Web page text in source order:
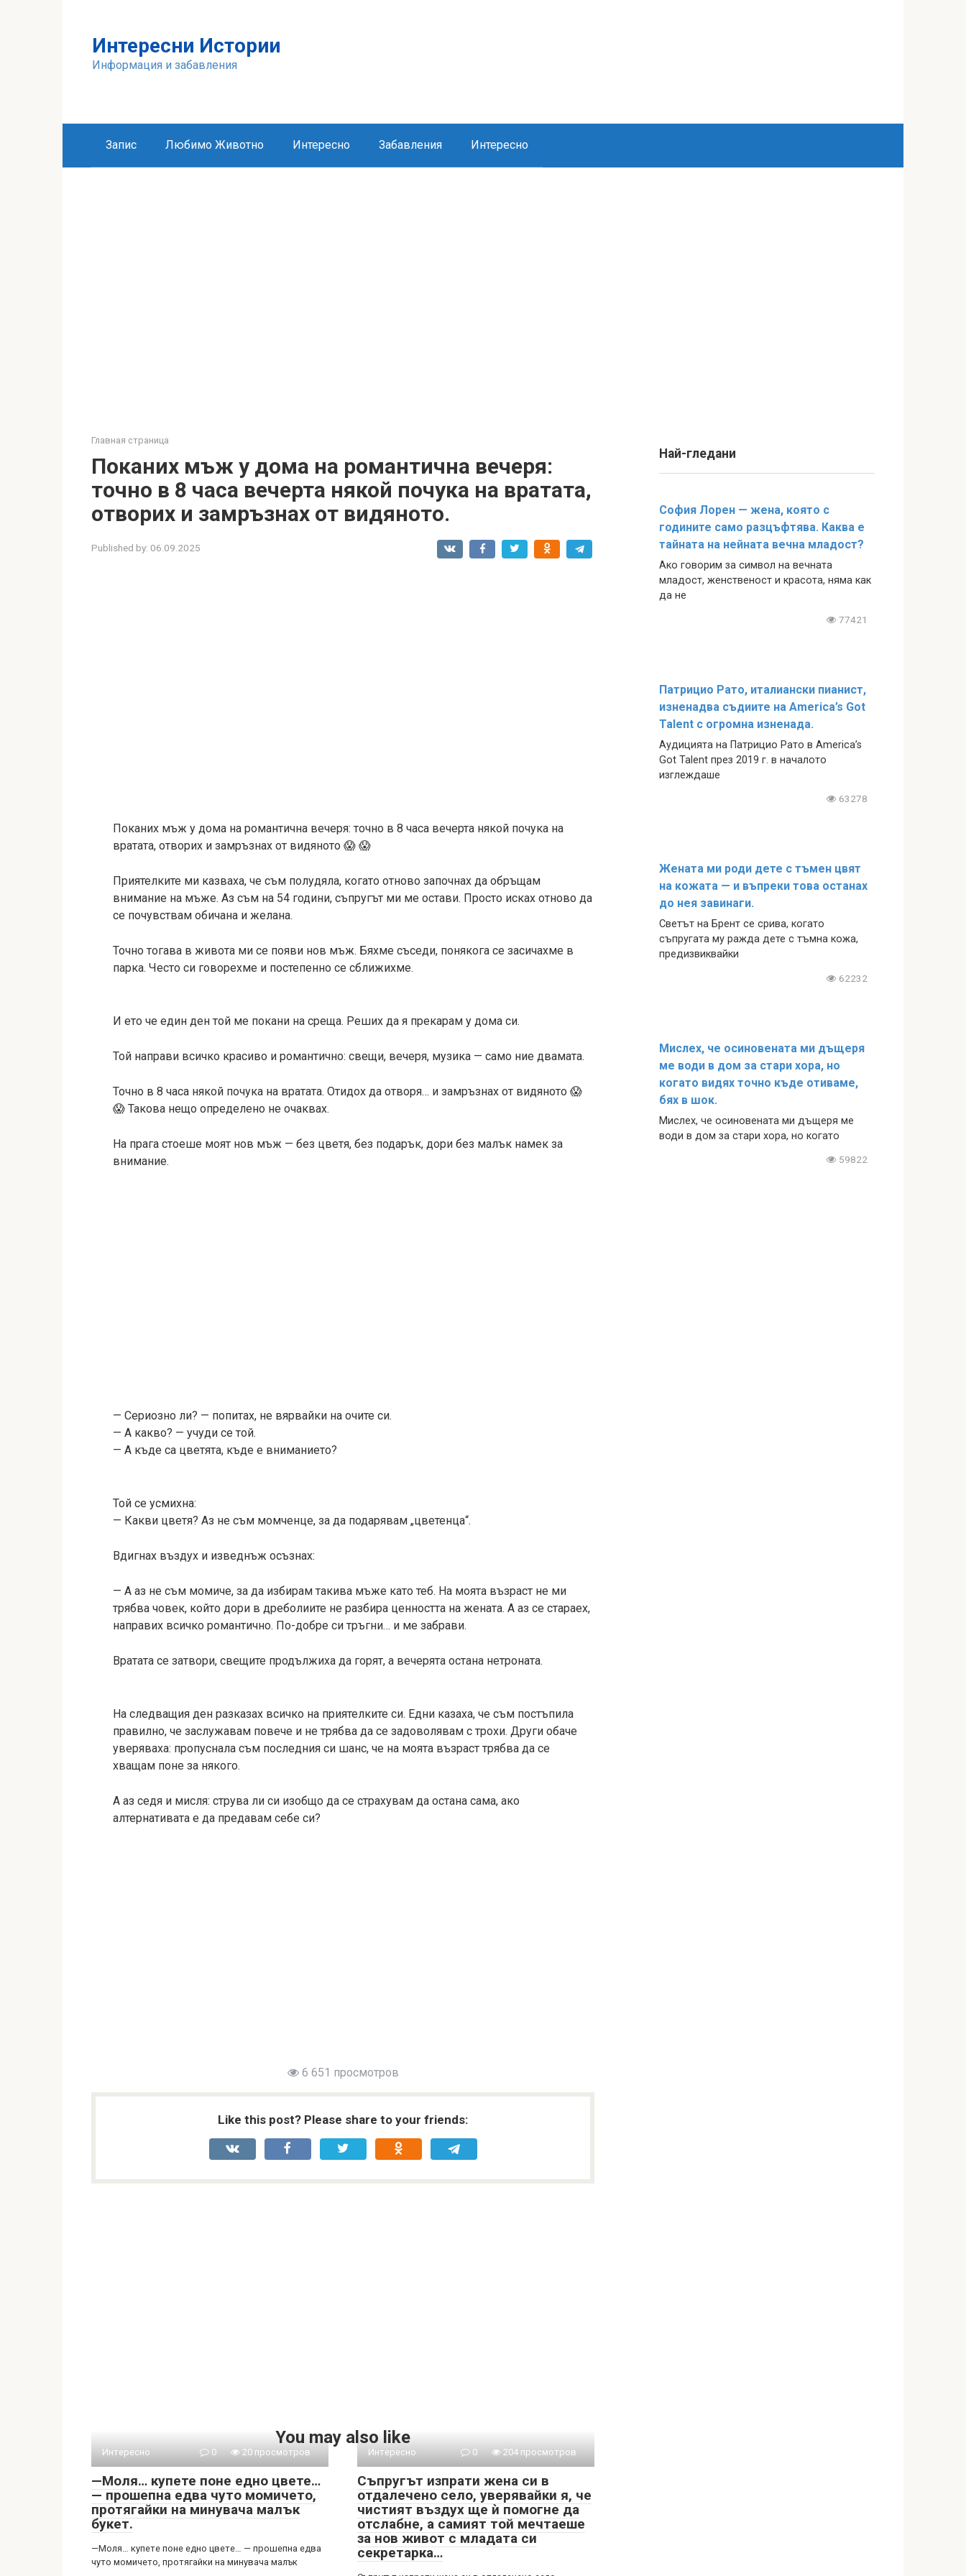
Интересни Истории
Информация и забавления
Запис Любимо Животно Интересно Забавления Интересно
Главная страница
Поканих мъж у дома на романтична вечеря:
точно в 8 часа вечерта някой почука на вратата,
отворих и замръзнах от видяното.
Published by: 06.09.2025
Поканих мъж у дома на романтична вечеря: точно в 8 часа вечерта някой почука на
вратата, отворих и замръзнах от видяното 😱 😱
Приятелките ми казваха, че съм полудяла, когато отново започнах да обръщам
внимание на мъже. Аз съм на 54 години, съпругът ми ме остави. Просто исках отново да
се почувствам обичана и желана.
Точно тогава в живота ми се появи нов мъж. Бяхме съседи, понякога се засичахме в
парка. Често си говорехме и постепенно се сближихме.
И ето че един ден той ме покани на среща. Реших да я прекарам у дома си.
Той направи всичко красиво и романтично: свещи, вечеря, музика — само ние двамата.
Точно в 8 часа някой почука на вратата. Отидох да отворя… и замръзнах от видяното 😱
😱 Такова нещо определено не очаквах.
На прага стоеше моят нов мъж — без цветя, без подарък, дори без малък намек за
внимание.
— Сериозно ли? — попитах, не вярвайки на очите си.
— А какво? — учуди се той.
— А къде са цветята, къде е вниманието?
Той се усмихна:
— Какви цветя? Аз не съм момченце, за да подарявам „цветенца“.
Вдигнах въздух и изведнъж осъзнах:
— А аз не съм момиче, за да избирам такива мъже като теб. На моята възраст не ми
трябва човек, който дори в дреболиите не разбира ценността на жената. А аз се стараех,
направих всичко романтично. По-добре си тръгни… и ме забрави.
Вратата се затвори, свещите продължиха да горят, а вечерята остана нетроната.
На следващия ден разказах всичко на приятелките си. Едни казаха, че съм постъпила
правилно, че заслужавам повече и не трябва да се задоволявам с трохи. Други обаче
уверяваха: пропуснала съм последния си шанс, че на моята възраст трябва да се
хващам поне за някого.
А аз седя и мисля: струва ли си изобщо да се страхувам да остана сама, ако
алтернативата е да предавам себе си?
6 651 просмотров
Like this post? Please share to your friends:
You may also like
Интересно 0 20 просмотров
—Моля… купете поне едно цвете…
— прошепна едва чуто момичето,
протягайки на минувача малък
букет.
—Моля… купете поне едно цвете… — прошепна едва
чуто момичето, протягайки на минувача малък
Интересно 0 204 просмотров
Съпругът изпрати жена си в
отдалечено село, уверявайки я, че
чистият въздух ще ѝ помогне да
отслабне, а самият той мечтаеше
за нов живот с младата си
секретарка…
Най-гледани
София Лорен — жена, която с
годините само разцъфтява. Каква е
тайната на нейната вечна младост?
Ако говорим за символ на вечната
младост, женственост и красота, няма как
да не
77421
Патрицио Рато, италиански пианист,
изненадва съдиите на America’s Got
Talent с огромна изненада.
Аудицията на Патрицио Рато в America’s
Got Talent през 2019 г. в началото
изглеждаше
63278
Жената ми роди дете с тъмен цвят
на кожата — и въпреки това останах
до нея завинаги.
Светът на Брент се срива, когато
съпругата му ражда дете с тъмна кожа,
предизвиквайки
62232
Мислех, че осиновената ми дъщеря
ме води в дом за стари хора, но
когато видях точно къде отиваме,
бях в шок.
Мислех, че осиновената ми дъщеря ме
води в дом за стари хора, но когато
59822